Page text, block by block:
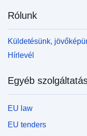
Rólunk
Küldetésünk,
Hírlevél
Egyéb
EU law
EU tenders